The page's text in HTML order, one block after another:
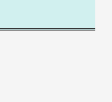
までに払
）配当
の対象